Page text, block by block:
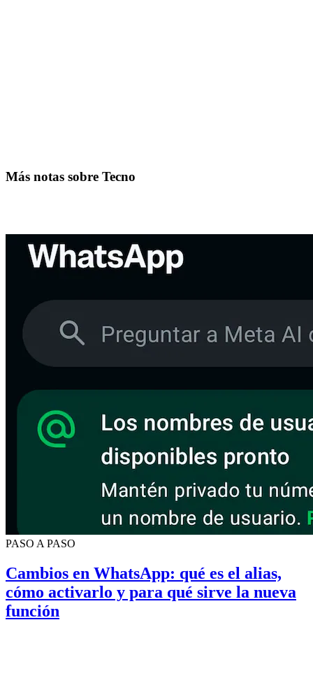
Más notas sobre Tecno
PASO A PASO
Cambios en WhatsApp: qué es el alias,
cómo activarlo y para qué sirve la nueva
función